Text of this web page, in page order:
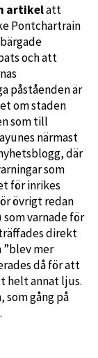
artikelatt
Pontchartrain
och att
påståenden är
om staden
som till
närmast
där
som
för inrikes
övrigt redan
som varnade för
direkt
”blev mer
då för att
helt annat ljus.
som gång på